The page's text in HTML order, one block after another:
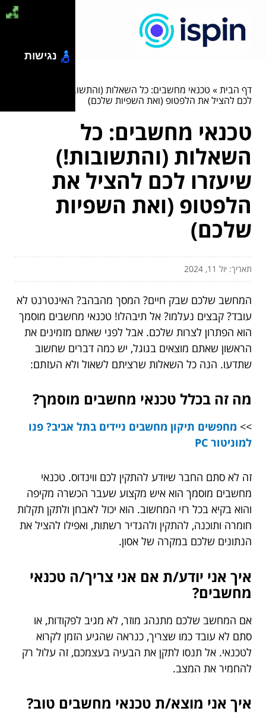
דף הבית» טכנאי מחשבים: כל השאלות (והתשובות!) שיעזרו
לכם להציל את הלפטופ (ואת השפיות שלכם)
טכנאי מחשבים: כל
השאלות (והתשובות!)
שיעזרו לכם להציל את
הלפטופ (ואת השפיות
שלכם)
תאריך: יול 11, 2024
המחשב שלכם שבק חיים? המסך מהבהב? האינטרנט לא
עובד? קבצים נעלמו? אל תיבהלו! טכנאי מחשבים מוסמך
הוא הפתרון לצרות שלכם. אבל לפני שאתם מזמינים את
הראשון שאתם מוצאים בגוגל, יש כמה דברים שחשוב
שתדעו. הנה כל השאלות שרציתם לשאול ולא העזתם:
מה זה בכלל טכנאי מחשבים מוסמך?
>> מחפשים תיקון מחשבים ניידים בתל אביב? פנו
למוניטור PC
זה לא סתם החבר שיודע להתקין לכם ווינדוס. טכנאי
מחשבים מוסמך הוא איש מקצוע שעבר הכשרה מקיפה
והוא בקיא בכל רזי המחשוב. הוא יכול לאבחן ולתקן תקלות
חומרה ותוכנה, להתקין ולהגדיר רשתות, ואפילו להציל את
הנתונים שלכם במקרה של אסון.
איך אני יודע/ת אם אני צריך/ה טכנאי
מחשבים?
אם המחשב שלכם מתנהג מוזר, לא מגיב לפקודות, או
סתם לא עובד כמו שצריך, כנראה שהגיע הזמן לקרוא
לטכנאי. אל תנסו לתקן את הבעיה בעצמכם, זה עלול רק
להחמיר את המצב.
איך אני מוצא/ת טכנאי מחשבים טוב?
נגישות